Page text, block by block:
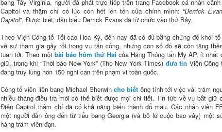
bang Tây Virginia, người đã phát trực tiếp trên trang Facebook cá nhân
Capitol và thậm chí có lúc còn hét lên tên của chính mình: “Derrick
Capitol”. Được biết, dân biểu Derrick Evans đã từ chức vào thứ Bảy.
Theo Viện Công tố Tối cao Hoa Kỳ, đến nay đã có đủ bằng chứng để khởi
về sự tham gia gây rối trong vụ tấn công, nhưng con số đó sẽ còn tăng
tuần tới. Theo một bài báo hôm thứ Hai của Hãng Thông tấn Mỹ AP, ít
giữ, trong khi “Thời báo New York” (The New York Times) đưa tin Viện Công
đang truy lùng hơn 150 nghi can trên phạm vi toàn quốc.
Công tố viên liên bang Michael Sherwincho biết ông tính tới việc vài trăm
nhiều tháng điều tra mới có thể biết được mọi chi tiết. Tin tức về vụ bắt giữ
Điện Capitol thậm chí đã có khả năng biến thành đổ máu. Các nhân viên
một người đàn ông đến từ tiểu bang Georgia (và bỏ lỡ cuộc bao vây) một
hàng trăm viên đạn.